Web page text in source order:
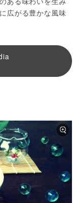
広がる豊かな風味